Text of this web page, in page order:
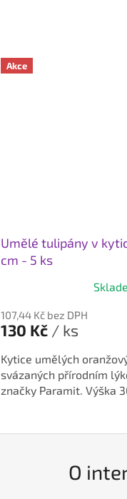
Akce
Umělé tulipány v
cm - 5 ks
produktu
je
5,0
5
hvězdiček.
107,44 Kč bez DPH
130 Kč / ks
Kytice umělých
svázaných přírodním
značky Paramit. Výška
O